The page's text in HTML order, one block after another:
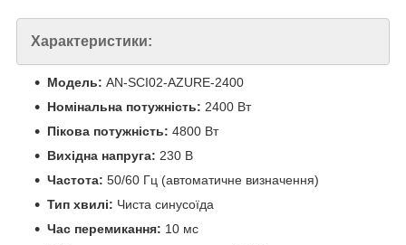
Характеристики:
Модель: AN-SCI02-AZURE-2400
Номінальна потужність: 2400 Вт
Пікова потужність: 4800 Вт
Вихідна напруга: 230 В
Частота: 50/60 Гц (автоматичне визначення)
Тип хвилі: Чиста синусоїда
Час перемикання: 10 мс